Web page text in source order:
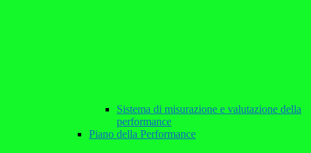
Sistema di misurazione e valutazione della
performance
Piano della Performance